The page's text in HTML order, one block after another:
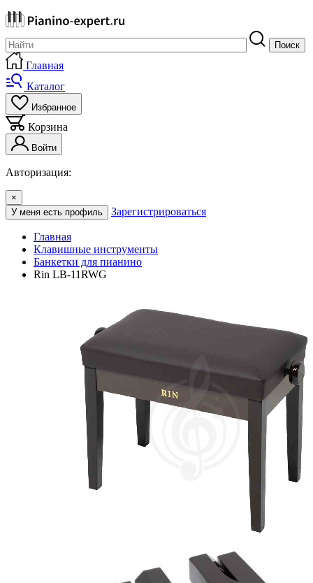
Поиск
Главная
Каталог
Избранное
Корзина
Войти
Авторизация:
×
У меня есть профиль
Зарегистрироваться
Главная
Клавишные инструменты
Банкетки для пианино
Rin LB-11RWG